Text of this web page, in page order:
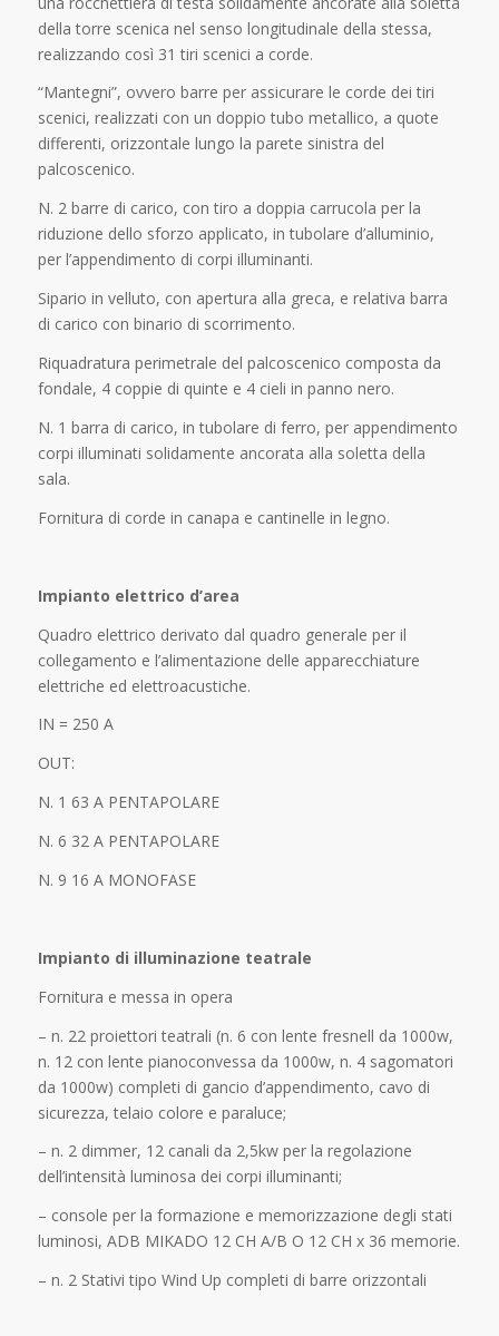
della torre scenica nel senso longitudinale della stessa,
realizzando così 31 tiri scenici a corde.
“Mantegni”, ovvero barre per assicurare le corde dei tiri
scenici, realizzati con un doppio tubo metallico, a quote
differenti, orizzontale lungo la parete sinistra del
palcoscenico.
N. 2 barre di carico, con tiro a doppia carrucola per la
riduzione dello sforzo applicato, in tubolare d’alluminio,
per l’appendimento di corpi illuminanti.
Sipario in velluto, con apertura alla greca, e relativa barra
di carico con binario di scorrimento.
Riquadratura perimetrale del palcoscenico composta da
fondale, 4 coppie di quinte e 4 cieli in panno nero.
N. 1 barra di carico, in tubolare di ferro, per appendimento
corpi illuminati solidamente ancorata alla soletta della
sala.
Fornitura di corde in canapa e cantinelle in legno.
Impianto elettrico d’area
Quadro elettrico derivato dal quadro generale per il
collegamento e l’alimentazione delle apparecchiature
elettriche ed elettroacustiche.
IN = 250 A
OUT:
N. 1 63 A PENTAPOLARE
N. 6 32 A PENTAPOLARE
N. 9 16 A MONOFASE
Impianto di illuminazione teatrale
Fornitura e messa in opera
– n. 22 proiettori teatrali (n. 6 con lente fresnell da 1000w,
n. 12 con lente pianoconvessa da 1000w, n. 4 sagomatori
da 1000w) completi di gancio d’appendimento, cavo di
sicurezza, telaio colore e paraluce;
– n. 2 dimmer, 12 canali da 2,5kw per la regolazione
dell’intensità luminosa dei corpi illuminanti;
– console per la formazione e memorizzazione degli stati
luminosi, ADB MIKADO 12 CH A/B O 12 CH x 36 memorie.
– n. 2 Stativi tipo Wind Up completi di barre orizzontali